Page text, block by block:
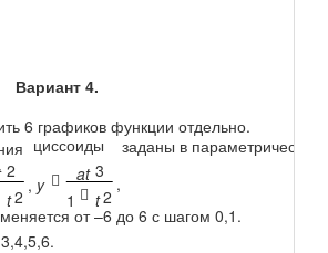
Вариант 4.
6 графиков функции отдельно.
циссоиды заданы в параметрическом
2
3
2
2
1
,
t
at
y
t 

,
от –6 до 6 с шагом 0,1.